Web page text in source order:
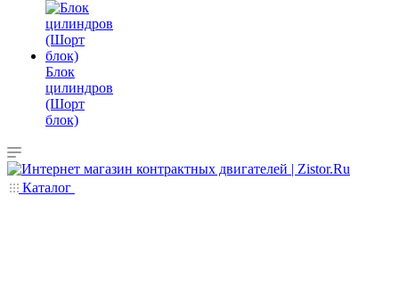
Блок
цилиндров
(Шорт
блок)
Каталог